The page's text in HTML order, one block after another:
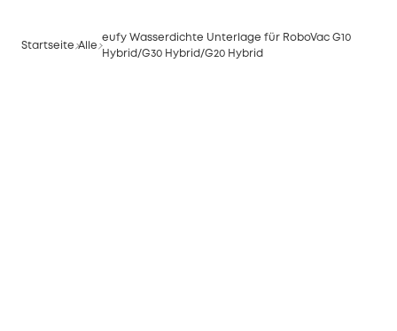
Startseite Alle
eufy Wasserdichte Unterlage für RoboVac G10
Hybrid/G30 Hybrid/G20 Hybrid